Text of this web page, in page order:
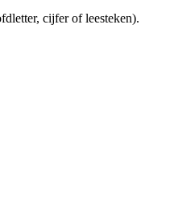
cijfer of leesteken).